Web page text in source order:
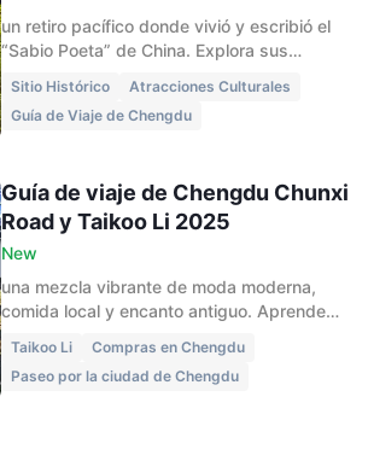
un retiro pacífico donde vivió y escribió el
“Sabio Poeta” de China. Explora sus
encanto poético en esta detallada guía de
2025.
Sitio Histórico
Atracciones Culturales
Guía de Viaje de Chengdu
Guía de viaje de Chengdu Chunxi
Road y Taikoo Li 2025
New
una mezcla vibrante de moda moderna,
comida local y encanto antiguo. Aprende
Taikoo Li
Compras en Chengdu
Paseo por la ciudad de Chengdu